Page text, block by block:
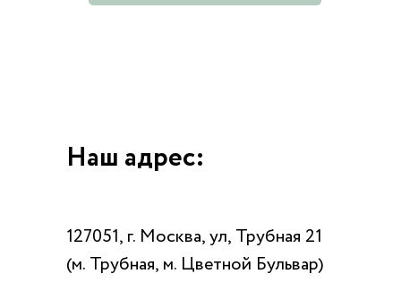
Наш адрес:
127051, г. Москва, ул, Трубная 21
(м. Трубная, м. Цветной Бульвар)
Политика конфиденциальности
О нас